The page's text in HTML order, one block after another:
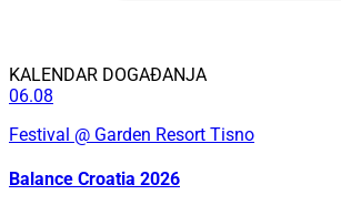
KALENDAR DOGAĐANJA
06.08
Festival @ Garden Resort Tisno
Balance Croatia 2026